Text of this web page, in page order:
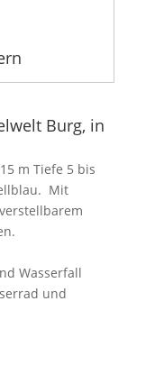
Burg, in
m Tiefe 5 bis
Mit
Wasserfall
und